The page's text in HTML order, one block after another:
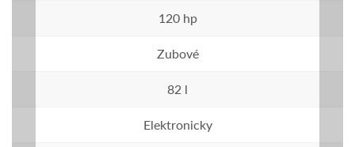
120 hp
Zubové
82 l
Elektronicky